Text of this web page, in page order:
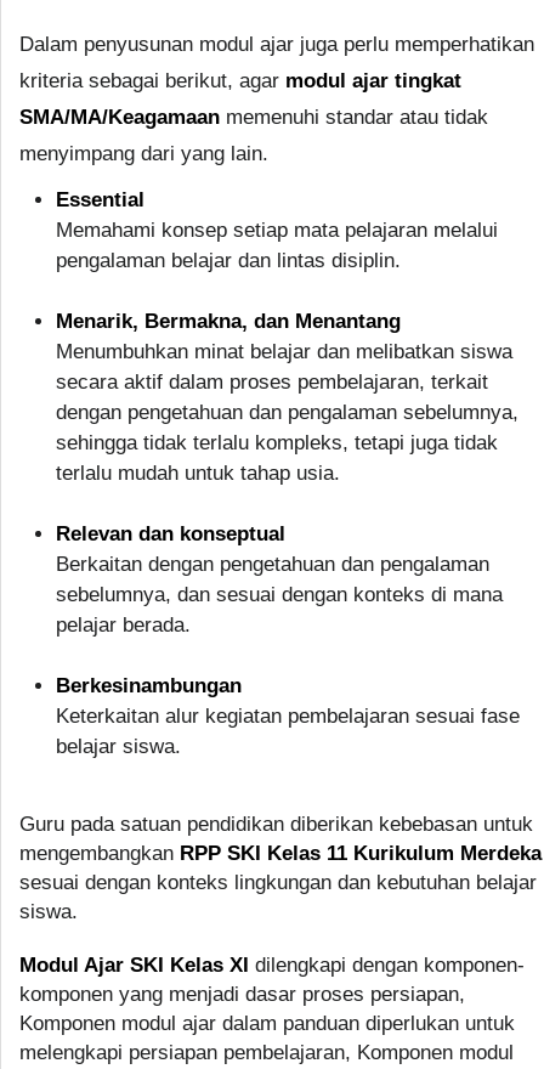
Dalam penyusunan modul ajar juga perlu memperhatikan
kriteria sebagai berikut, agar modul ajar tingkat
SMA/MA/Keagamaan memenuhi standar atau tidak
menyimpang dari yang lain.
Essential
Memahami konsep setiap mata pelajaran melalui
pengalaman belajar dan lintas disiplin.
Menarik, Bermakna, dan Menantang
Menumbuhkan minat belajar dan melibatkan siswa
secara aktif dalam proses pembelajaran, terkait
dengan pengetahuan dan pengalaman sebelumnya,
sehingga tidak terlalu kompleks, tetapi juga tidak
terlalu mudah untuk tahap usia.
Relevan dan konseptual
Berkaitan dengan pengetahuan dan pengalaman
sebelumnya, dan sesuai dengan konteks di mana
pelajar berada.
Berkesinambungan
Keterkaitan alur kegiatan pembelajaran sesuai fase
belajar siswa.
Guru pada satuan pendidikan diberikan kebebasan untuk
mengembangkan RPP SKI Kelas 11 Kurikulum Merdeka
sesuai dengan konteks lingkungan dan kebutuhan belajar
siswa.
Modul Ajar SKI Kelas XI dilengkapi dengan komponen-
komponen yang menjadi dasar proses persiapan,
Komponen modul ajar dalam panduan diperlukan untuk
melengkapi persiapan pembelajaran, Komponen modul